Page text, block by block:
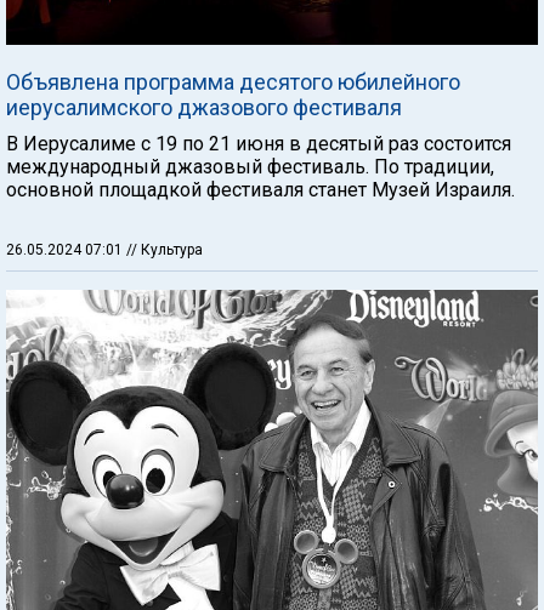
Объявлена программа десятого юбилейного
иерусалимского джазового фестиваля
В Иерусалиме с 19 по 21 июня в десятый раз состоится
международный джазовый фестиваль. По традиции,
основной площадкой фестиваля станет Музей Израиля.
26.05.2024 07:01 // Культура